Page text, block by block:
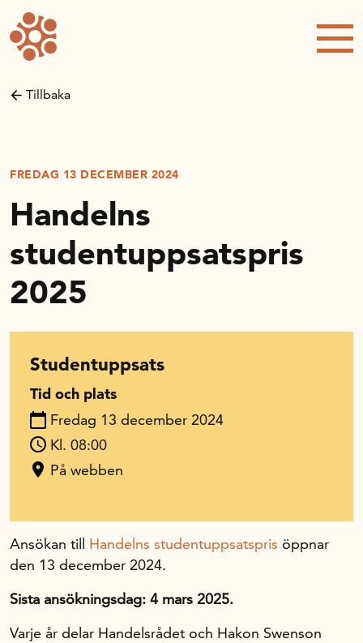
Forskning och utveckling
Kompetens och omställning
Kalender
Om oss
In English
Tillbaka
FREDAG 13 DECEMBER 2024
Handelns
studentuppsatspris
2025
Studentuppsats
Tid och plats
Fredag 13 december 2024
Kl. 08:00
På webben
Ansökan till Handelns studentuppsatspris öppnar
den 13 december 2024.
Sista ansökningsdag: 4 mars 2025.
Varje år delar Handelsrådet och Hakon Swenson